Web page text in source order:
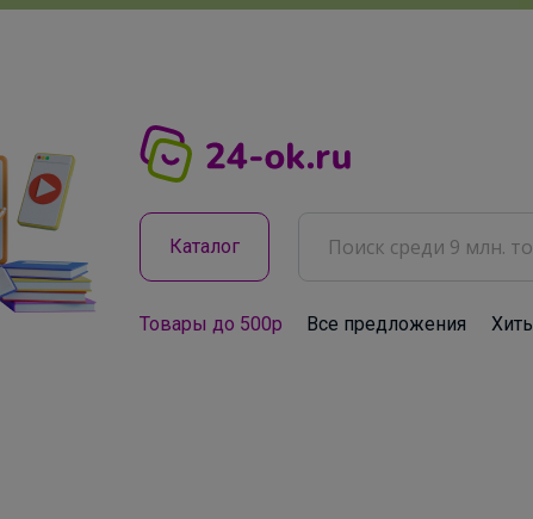
Каталог
Товары до 500р Все предложения